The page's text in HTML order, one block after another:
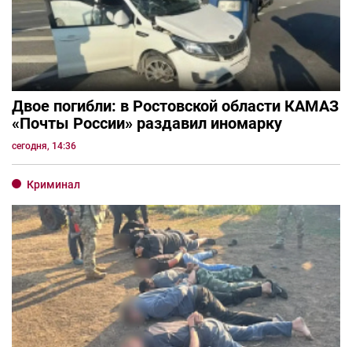
Двое погибли: в Ростовской области КАМАЗ
«Почты России» раздавил иномарку
сегодня, 14:36
Криминал